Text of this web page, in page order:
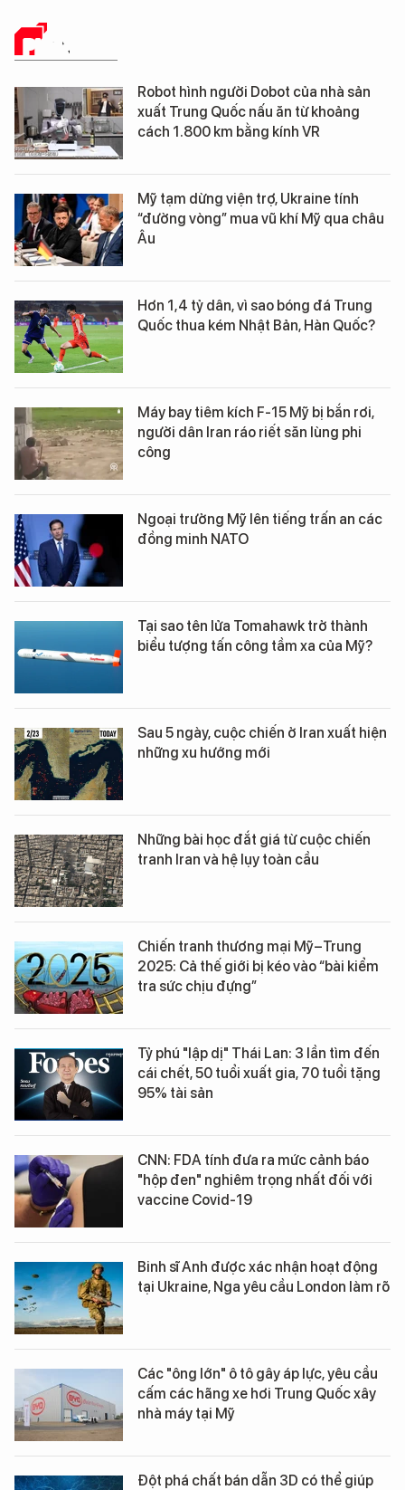
PHÂN TÍCH
Robot hình người Dobot của nhà sản
xuất Trung Quốc nấu ăn từ khoảng
cách 1.800 km bằng kính VR
Mỹ tạm dừng viện trợ, Ukraine tính
“đường vòng” mua vũ khí Mỹ qua châu
Âu
Hơn 1,4 tỷ dân, vì sao bóng đá Trung
Quốc thua kém Nhật Bản, Hàn Quốc?
Máy bay tiêm kích F-15 Mỹ bị bắn rơi,
người dân Iran ráo riết săn lùng phi
công
Ngoại trưởng Mỹ lên tiếng trấn an các
đồng minh NATO
Tại sao tên lửa Tomahawk trở thành
biểu tượng tấn công tầm xa của Mỹ?
Sau 5 ngày, cuộc chiến ở Iran xuất hiện
những xu hướng mới
Những bài học đắt giá từ cuộc chiến
tranh Iran và hệ lụy toàn cầu
Chiến tranh thương mại Mỹ–Trung
2025: Cả thế giới bị kéo vào “bài kiểm
tra sức chịu đựng”
Tỷ phú "lập dị" Thái Lan: 3 lần tìm đến
cái chết, 50 tuổi xuất gia, 70 tuổi tặng
95% tài sản
CNN: FDA tính đưa ra mức cảnh báo
"hộp đen" nghiêm trọng nhất đối với
vaccine Covid-19
Binh sĩ Anh được xác nhận hoạt động
tại Ukraine, Nga yêu cầu London làm rõ
Các "ông lớn" ô tô gây áp lực, yêu cầu
cấm các hãng xe hơi Trung Quốc xây
nhà máy tại Mỹ
Đột phá chất bán dẫn 3D có thể giúp